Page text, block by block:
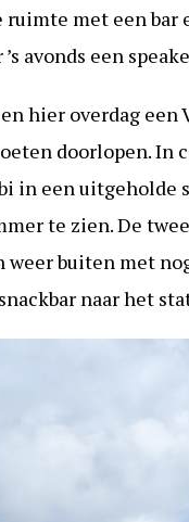
ruimte met een
’s avonds een
hier overdag een
doorlopen. In
in een
te zien. De
weer buiten met
naar het